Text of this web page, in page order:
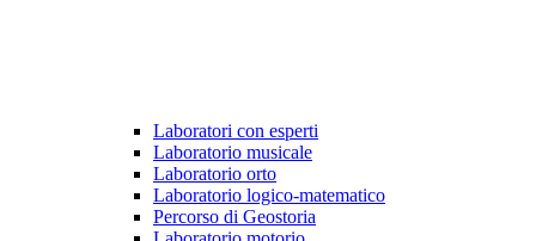
Laboratori con esperti
Laboratorio musicale
Laboratorio orto
Laboratorio logico-matematico
Percorso di Geostoria